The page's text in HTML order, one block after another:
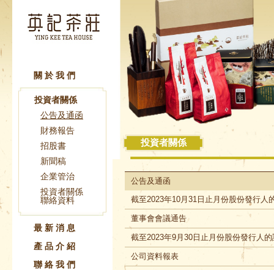
關於我們
投資者關係
公告及通函
財務報告
招股書
新聞稿
企業管治
投資者關係
聯絡資料
最新消息
產品介紹
聯絡我們
投資者關係
公告及通函
截至2023年10月31日止月份股份發行人
董事會會議通告
截至2023年9月30日止月份股份發行人
公司資料報表